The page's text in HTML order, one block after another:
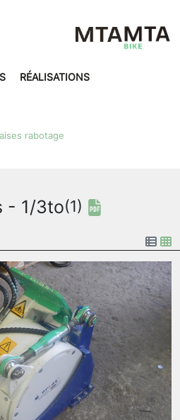
RÉALISATIONS
rabotage
- 1/3to(1)